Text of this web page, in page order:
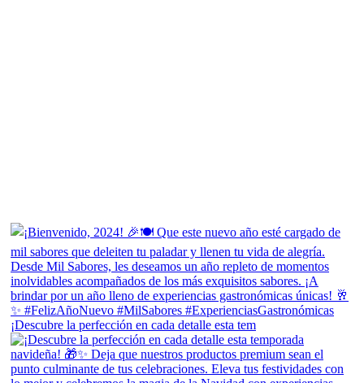
¡Descubre la perfección en cada detalle esta tem